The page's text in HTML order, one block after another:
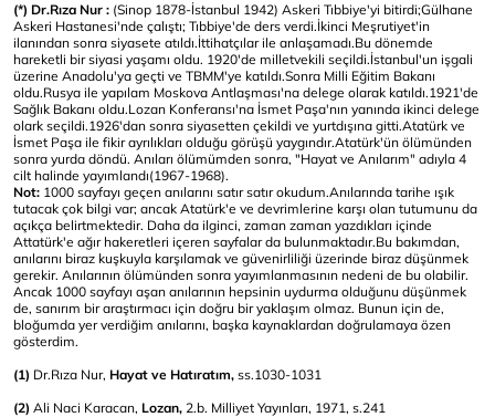
(*) Dr.Rıza Nur : (Sinop 1878-İstanbul 1942) Askeri Tıbbiye'yi bitirdi;Gülhane
Askeri Hastanesi'nde çalıştı; Tıbbiye'de ders verdi.İkinci Meşrutiyet'in
ilanından sonra siyasete atıldı.İttihatçılar ile anlaşamadı.Bu dönemde
hareketli bir siyasi yaşamı oldu. 1920'de milletvekili seçildi.İstanbul'un işgali
üzerine Anadolu'ya geçti ve TBMM'ye katıldı.Sonra Milli Eğitim Bakanı
oldu.Rusya ile yapılam Moskova Antlaşması'na delege olarak katıldı.1921'de
Sağlık Bakanı oldu.Lozan Konferansı'na İsmet Paşa'nın yanında ikinci delege
olark seçildi.1926'dan sonra siyasetten çekildi ve yurtdışına gitti.Atatürk ve
İsmet Paşa ile fikir ayrılıkları olduğu görüşü yaygındır.Atatürk'ün ölümünden
sonra yurda döndü. Anıları ölümümden sonra, "Hayat ve Anılarım" adıyla 4
cilt halinde yayımlandı(1967-1968).
Not: 1000 sayfayı geçen anılarını satır satır okudum.Anılarında tarihe ışık
tutacak çok bilgi var; ancak Atatürk'e ve devrimlerine karşı olan tutumunu da
açıkça belirtmektedir. Daha da ilginci, zaman zaman yazdıkları içinde
Attatürk'e ağır hakeretleri içeren sayfalar da bulunmaktadır.Bu bakımdan,
anılarını biraz kuşkuyla karşılamak ve güvenirliliği üzerinde biraz düşünmek
gerekir. Anılarının ölümünden sonra yayımlanmasının nedeni de bu olabilir.
Ancak 1000 sayfayı aşan anılarının hepsinin uydurma olduğunu düşünmek
de, sanırım bir araştırmacı için doğru bir yaklaşım olmaz. Bunun için de,
bloğumda yer verdiğim anılarını, başka kaynaklardan doğrulamaya özen
gösterdim.
(1) Dr.Rıza Nur, Hayat ve Hatıratım, ss.1030-1031
(2) Ali Naci Karacan, Lozan, 2.b. Milliyet Yayınları, 1971, s.241